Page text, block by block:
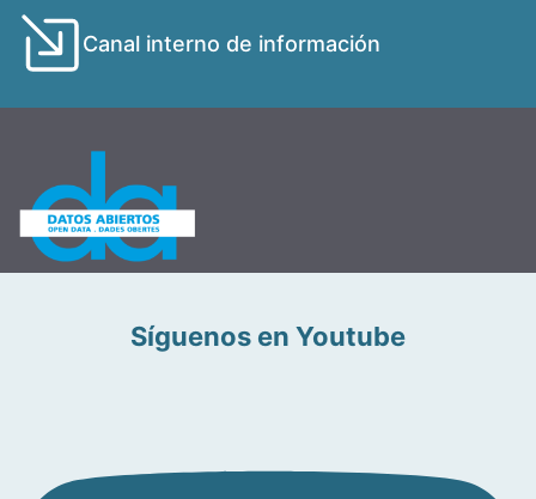
Canal interno de información
Síguenos en Youtube